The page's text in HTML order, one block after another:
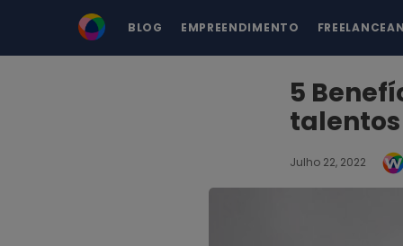
BLOG EMPREENDIMENTO
5
talentos
Julho 22, 2022